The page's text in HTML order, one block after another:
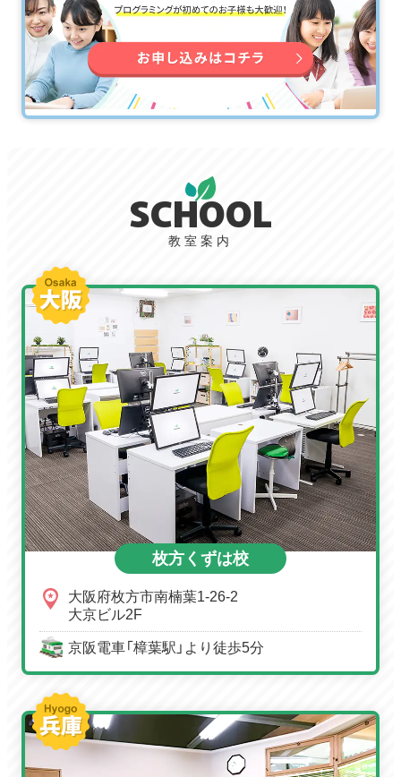
SCHOOL
教室案内
枚方くずは校
大阪府枚方市南楠葉1-26-2
大京ビル2F
京阪電車「樟葉駅」より徒歩5分